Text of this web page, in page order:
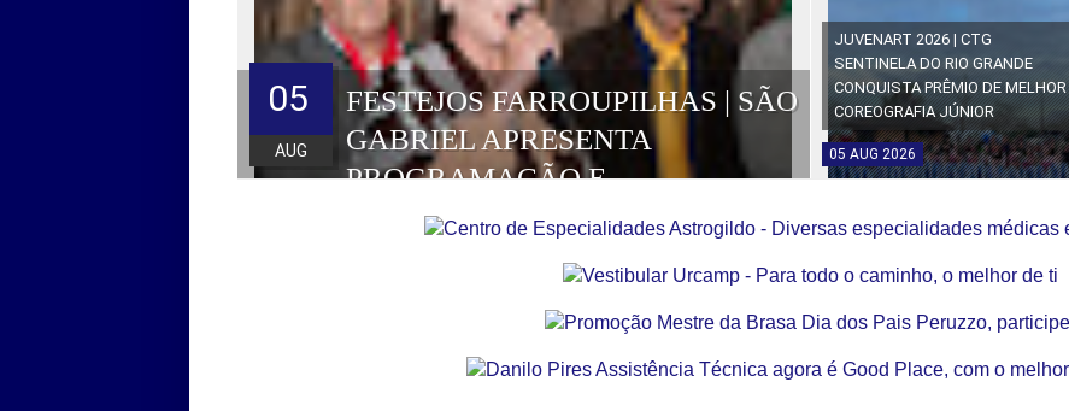
FESTEJOS FARROUPILHAS | SÃO
GABRIEL APRESENTA
PROGRAMAÇÃO E
HOMENAGEADOS DA EDIÇÃO
05
AUG
JUVENART 2026 | CTG
SENTINELA DO RIO GRANDE
CONQUISTA PRÊMIO DE MELHOR
COREOGRAFIA JÚNIOR
05 AUG 2026